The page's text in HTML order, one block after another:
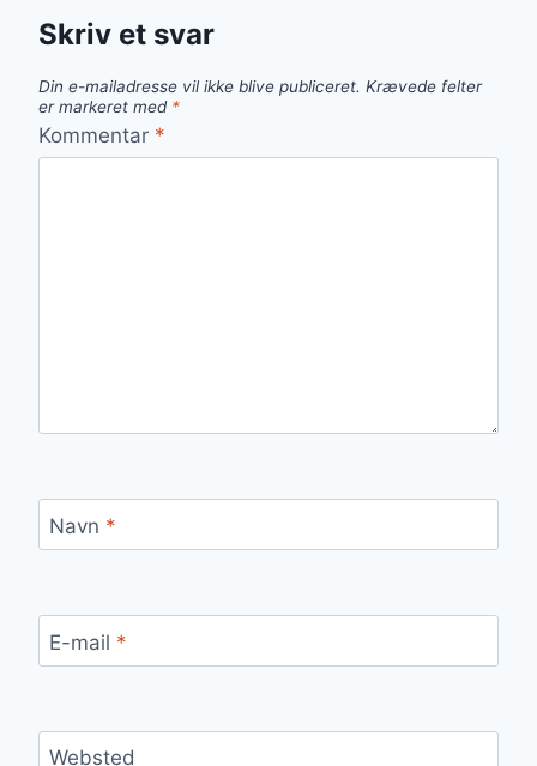
Skriv et svar
Din e-mailadresse vil ikke blive publiceret. Krævede felter
er markeret med *
Kommentar *
Navn *
E-mail *
Websted